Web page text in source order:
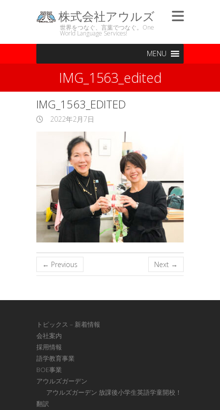
株式会社アウルズ
世界をつなぐ、言葉でつなぐ。One
World Language Services!
MENU
IMG_1563_edited
IMG_1563_EDITED
2022年2月7日
← Previous Next →
トピックス – 新着情報
会社案内
採用情報
語学教育事業
BOE事業
アウルズガーデン
アウルズガーデン 放課後小学生英語学童開校！
翻訳